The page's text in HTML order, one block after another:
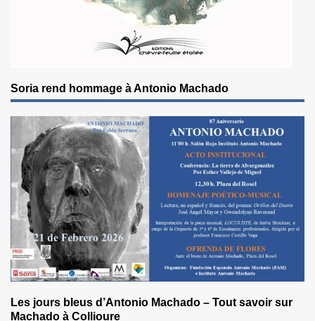
Soria rend hommage à Antonio Machado
Les jours bleus d’Antonio Machado – Tout savoir sur
Machado à Collioure